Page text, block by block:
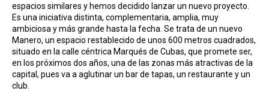
espacios similares y hemos decidido lanzar un nuevo proyecto.
Es una iniciativa distinta, complementaria, amplia, muy
ambiciosa y más grande hasta la fecha. Se trata de un nuevo
Manero, un espacio restablecido de unos 600 metros cuadrados,
situado en la calle céntrica Marqués de Cubas, que promete ser,
en los próximos dos años, una de las zonas más atractivas de la
capital, pues va a aglutinar un bar de tapas, un restaurante y un
club.